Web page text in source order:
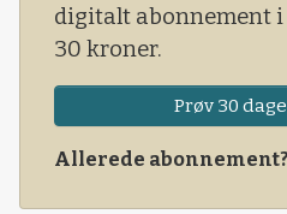
digitalt abonnement
30 kroner.
Prøv 30
Allerede abonnement?